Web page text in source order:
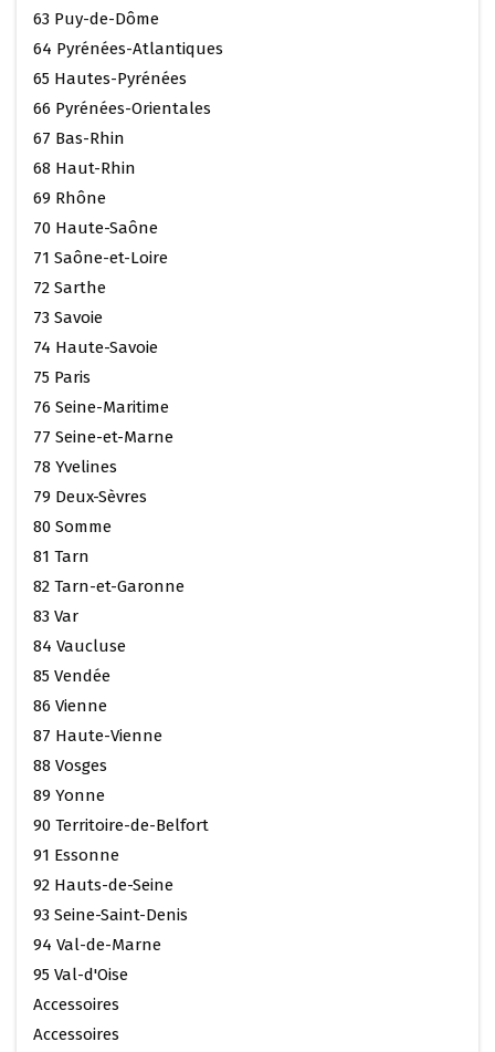
63 Puy-de-Dôme
64 Pyrénées-Atlantiques
65 Hautes-Pyrénées
66 Pyrénées-Orientales
67 Bas-Rhin
68 Haut-Rhin
69 Rhône
70 Haute-Saône
71 Saône-et-Loire
72 Sarthe
73 Savoie
74 Haute-Savoie
75 Paris
76 Seine-Maritime
77 Seine-et-Marne
78 Yvelines
79 Deux-Sèvres
80 Somme
81 Tarn
82 Tarn-et-Garonne
83 Var
84 Vaucluse
85 Vendée
86 Vienne
87 Haute-Vienne
88 Vosges
89 Yonne
90 Territoire-de-Belfort
91 Essonne
92 Hauts-de-Seine
93 Seine-Saint-Denis
94 Val-de-Marne
95 Val-d'Oise
Accessoires
Accessoires